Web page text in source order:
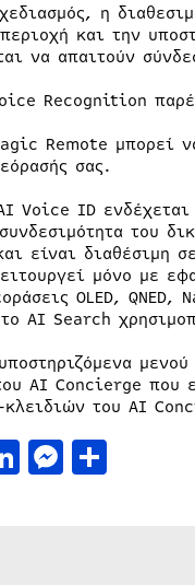
η
και την
να απαιτούν
Recognition
Remote μπορεί
σας.
Voice ID ενδέχεται
του
είναι διαθέσιμη
μόνο με
OLED,
AI Search
AI Concierge που
του AI
LinkedIn